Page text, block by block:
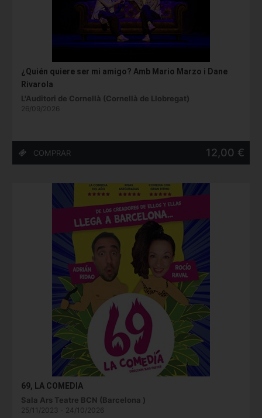
¿Quién quiere ser mi amigo? Amb Mario Marzo i Dane
Rivarola
L'Auditori de Cornellà (Cornellà de Llobregat)
26/09/2026
12,00 €
69, LA COMEDIA
Sala Ars Teatre BCN (Barcelona )
25/11/2023 - 24/10/2026